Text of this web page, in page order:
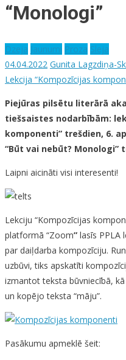
“Monologi”
Dzeja Jaunumi Proza Sleja
04.04.2022 Gunita Lagzdiņa-
Lekcija “Kompozīcijas
Piejūras pilsētu literārā
tiešsaistes nodarbībām:
komponenti” trešdien, 6.
“Būt vai nebūt? Monologi”
Laipni aicināti visi interesenti!
Lekciju “Kompozīcijas
platformā “Zoom” lasīs PPLA
par daiļdarba kompozīciju.
uzbūvi, tiks apskatīti
izmantot teksta būvniecībā,
un kopējo teksta “māju”.
Pasākumu apmeklē šeit: